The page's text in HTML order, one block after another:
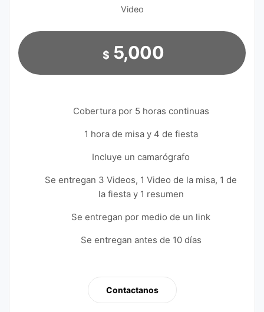
Video
$ 5,000
Cobertura por 5 horas continuas
1 hora de misa y 4 de fiesta
Incluye un camarógrafo
Se entregan 3 Videos, 1 Video de la misa, 1 de
la fiesta y 1 resumen
Se entregan por medio de un link
Se entregan antes de 10 días
Contactanos